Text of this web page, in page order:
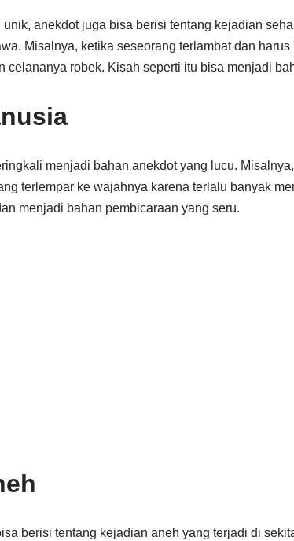
anekdot juga bisa berisi tentang kejadian
Misalnya, ketika seseorang terlambat dan
celananya robek. Kisah seperti itu bisa menjadi
menjadi bahan anekdot yang lucu.
terlempar ke wajahnya karena terlalu banyak
menjadi bahan pembicaraan yang seru.
berisi tentang kejadian aneh yang terjadi di